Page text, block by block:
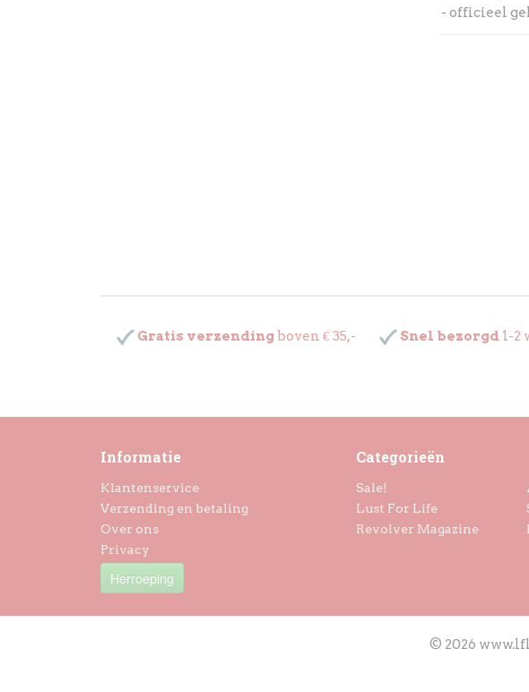
- officieel
Gratis verzending boven € 35,- Snel bezorgd 1-2
Informatie
Klantenservice
Verzending en betaling
Over ons
Privacy
Herroeping
Categorieën
Sale!
Lust For Life
Revolver Magazine
© 2026